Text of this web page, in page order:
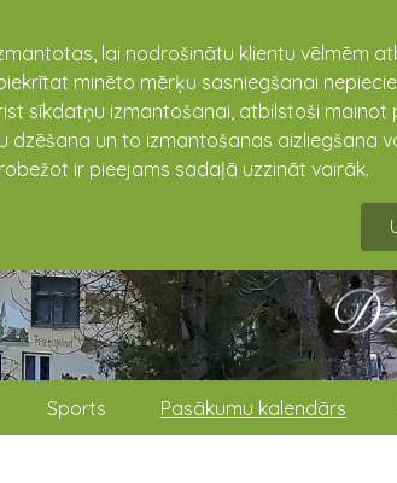
lai nodrošinātu klientu vēlmēm
minēto mērķu sasniegšanai
sīkdatņu izmantošanai, atbilstoši
un to izmantošanas aizliegšana
ir pieejams sadaļā uzzināt vairāk.
Sports Pasākumu kalendārs